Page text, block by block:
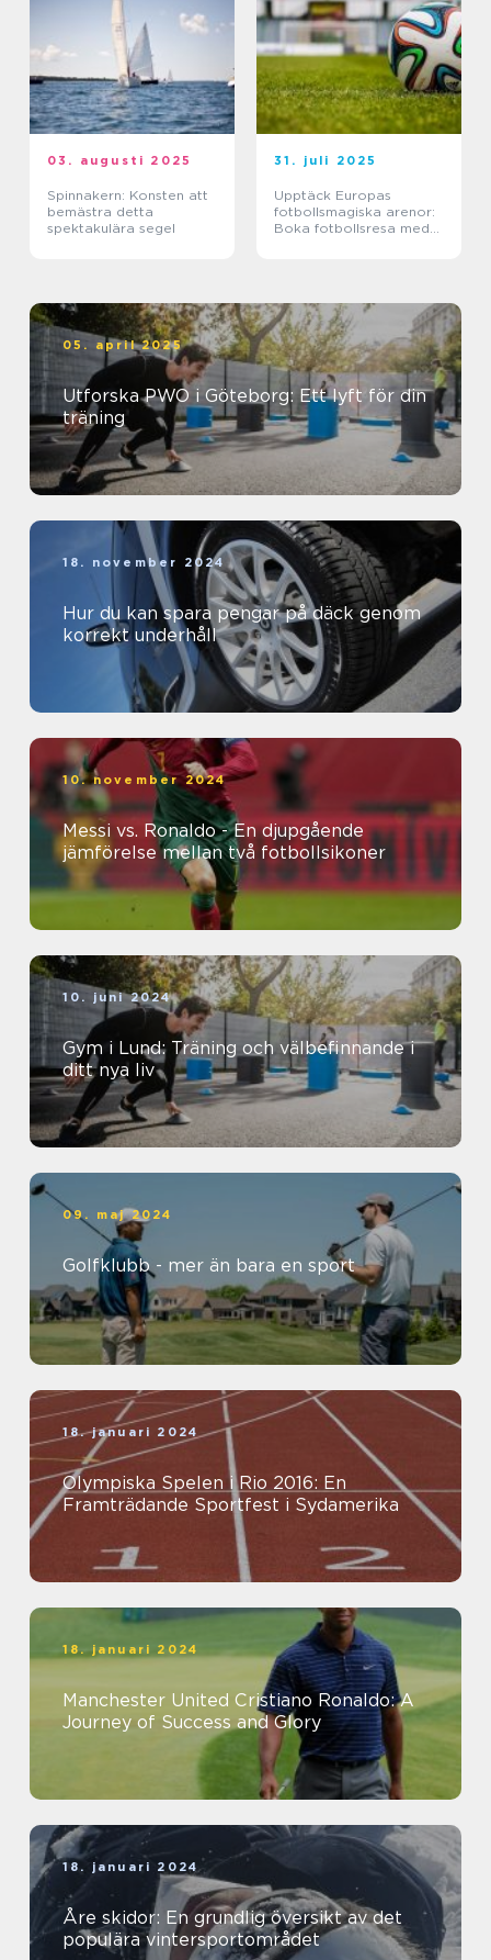
03. augusti 2025
Spinnakern: Konsten att
bemästra detta
spektakulära segel
31. juli 2025
Upptäck Europas
fotbollsmagiska arenor:
Boka fotbollsresa med
05. april 2025
Utforska PWO i Göteborg: Ett lyft för din
träning
18. november 2024
Hur du kan spara pengar på däck genom
korrekt underhåll
10. november 2024
Messi vs. Ronaldo - En djupgående
jämförelse mellan två fotbollsikoner
10. juni 2024
Gym i Lund: Träning och välbefinnande i
ditt nya liv
09. maj 2024
Golfklubb - mer än bara en sport
18. januari 2024
Olympiska Spelen i Rio 2016: En
Framträdande Sportfest i Sydamerika
18. januari 2024
Manchester United Cristiano Ronaldo: A
Journey of Success and Glory
18. januari 2024
Åre skidor: En grundlig översikt av det
populära vintersportområdet